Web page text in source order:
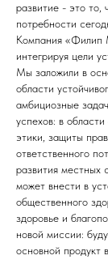
развитие - это то,
потребности
Компания «Филип
интегрируя цели
Мы заложили в
области
амбициозные
успехов: в
этики, защиты
ответственного
развития местных
может внести в
общественного
здоровье и
новой миссии:
основной продукт